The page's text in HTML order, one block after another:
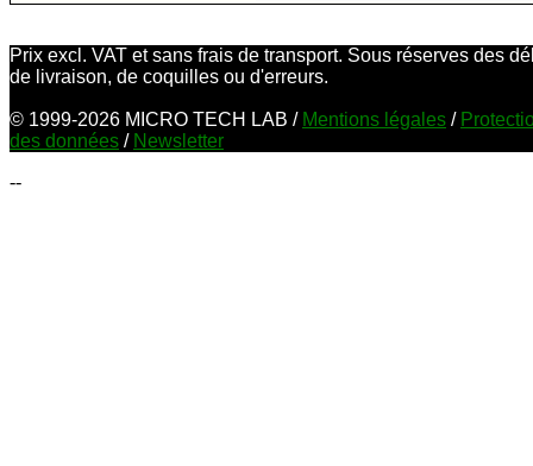
Prix excl. VAT et sans frais de transport. Sous réserves des
de livraison, de coquilles ou d'erreurs.
© 1999-2026 MICRO TECH LAB / Mentions légales /
des données / Newsletter
--